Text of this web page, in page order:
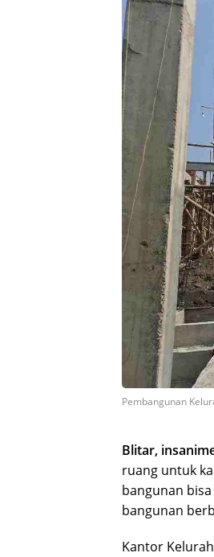
Pembangunan
Blitar,
ruang untuk
bangunan
bangunan
Kantor